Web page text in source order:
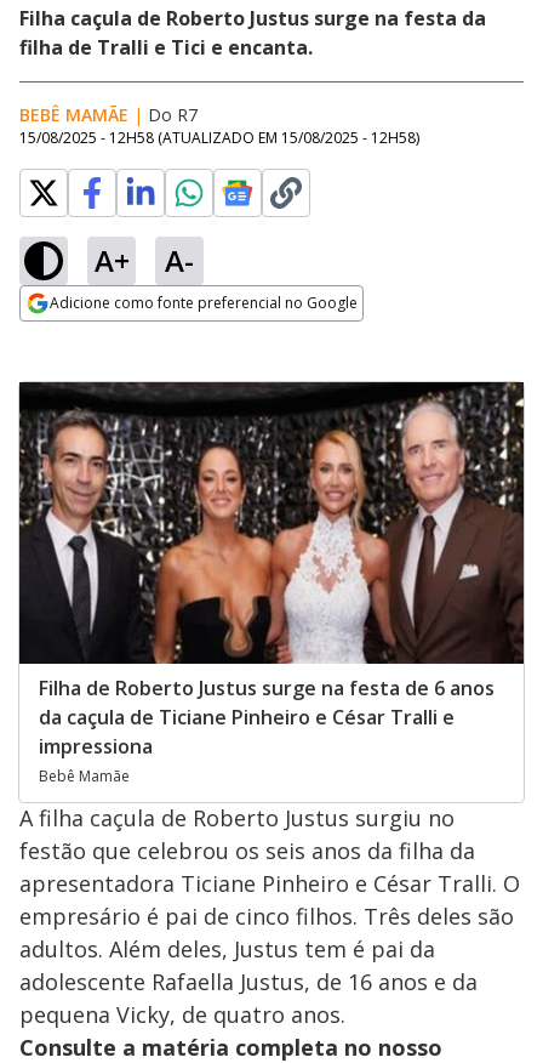
Filha caçula de Roberto Justus surge na festa da
filha de Tralli e Tici e encanta.
BEBÊ MAMÃE | Do R7
15/08/2025 - 12H58 (ATUALIZADO EM 15/08/2025 - 12H58)
A+ A-
Adicione como fonte preferencial no Google
Filha de Roberto Justus surge na festa de 6 anos
da caçula de Ticiane Pinheiro e César Tralli e
impressiona
Bebê Mamãe
A filha caçula de Roberto Justus surgiu no
festão que celebrou os seis anos da filha da
apresentadora Ticiane Pinheiro e César Tralli. O
empresário é pai de cinco filhos. Três deles são
adultos. Além deles, Justus tem é pai da
adolescente Rafaella Justus, de 16 anos e da
pequena Vicky, de quatro anos.
Consulte a matéria completa no nosso